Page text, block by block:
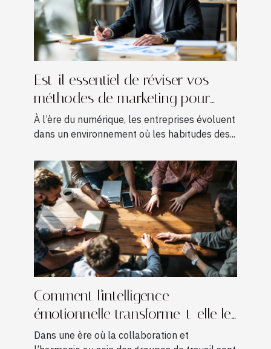
Est-il essentiel de réviser vos
méthodes de marketing pour
croître ?
À l’ère du numérique, les entreprises évoluent
dans un environnement où les habitudes des...
Comment l'intelligence
émotionnelle transforme-t-elle les
dynamiques d'équipe ?
Dans une ère où la collaboration et